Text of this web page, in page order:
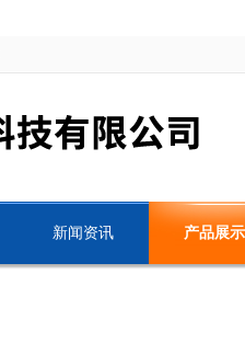
新闻资讯 产品展示